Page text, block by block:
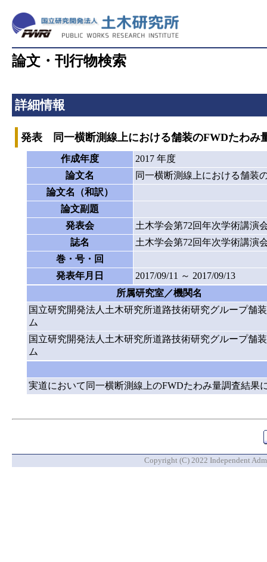
論文・刊行物検索
詳細情報
発表 同一横断測線上における舗装のFWDたわみ
作成年度
2017 年度
論文名
同一横断測線上における舗装
論文名（和訳）
論文副題
発表会
土木学会第72回年次学術講演
誌名
土木学会第72回年次学術講演
巻・号・回
発表年月日
2017/09/11 ～ 2017/09/13
所属研究室／機関名
国立研究開発法人土木研究所道路技術研究グループ舗
ム
国立研究開発法人土木研究所道路技術研究グループ舗
ム
実道において同一横断測線上のFWDたわみ量調査結果
Copyright (C) 2022 Independent